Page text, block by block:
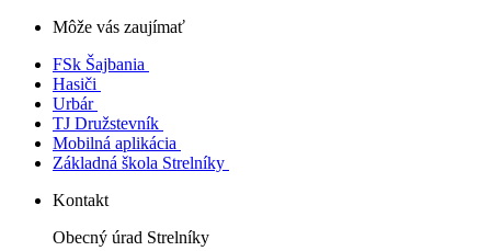
Môže vás zaujímať
FSk Šajbania
Hasiči
Urbár
TJ Družstevník
Mobilná aplikácia
Základná škola Strelníky
Kontakt
Obecný úrad Strelníky